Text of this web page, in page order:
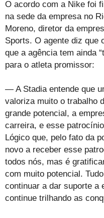
O acordo com a Nike foi
na sede da empresa no
Moreno, diretor da
Sports. O agente diz que
que a agência tem ainda
para o atleta promissor:
— A Stadia entende que
valoriza muito o trabalho
grande potencial, a
carreira, e esse
Lógico que, pelo fato da
novo a receber esse
todos nós, mas é
com muito potencial.
continuar a dar suporte a
continue trilhando as